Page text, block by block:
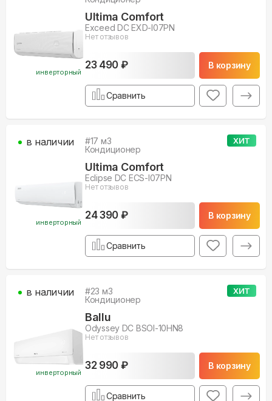
инверторный
Ultima Comfort
Exceed DC EXD-I07PN
Нет отзывов
23 490 ₽ В корзину
Сравнить
ХИТ
инверторный
#17 м3
Кондиционер
Ultima Comfort
Eclipse DC ECS-I07PN
Нет отзывов
24 390 ₽ В корзину
в наличии
Сравнить
ХИТ
инверторный
#23 м3
Кондиционер
Ballu
Odyssey DC BSOI-10HN8
Нет отзывов
32 990 ₽ В корзину
в наличии
Сравнить